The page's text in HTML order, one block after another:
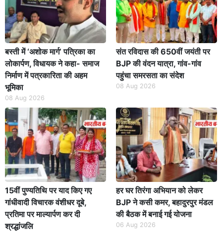
बस्ती में ‘अशोक मार्ग’ पत्रिका का
लोकार्पण, विधायक ने कहा- समाज
निर्माण में पत्रकारिता की अहम
भूमिका
08 Aug 2026
संत रविदास की 650वीं जयंती पर
BJP की वंदन यात्रा, गांव-गांव
पहुंचा समरसता का संदेश
08 Aug 2026
15वीं पुण्यतिथि पर याद किए गए
गांधीवादी विचारक वंशीधर दूबे,
प्रतिमा पर माल्यार्पण कर दी
श्रद्धांजलि
हर घर तिरंगा अभियान को लेकर
BJP ने कसी कमर, बहादुरपुर मंडल
की बैठक में बनाई गई योजना
06 Aug 2026